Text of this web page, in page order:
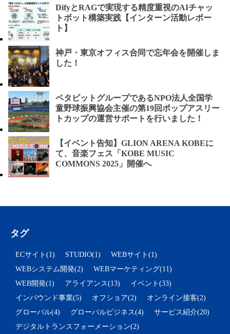
DifyとRAGで実現する精度重視のAIチャッ
トボット構築実践【インターン活動レポー
ト】
神戸・東京オフィス合同で忘年会を開催しま
した！
ペタビットグループであるNPO法人全国学
童野球振興協会主催の第19回ポップアスリー
トカップの運営サポートを行いました！
【イベント告知】GLION ARENA KOBEに
て、音楽フェス「KOBE MUSIC
COMMONS 2025」開催へ
タグ
ECサイト(1) STUDIO(1)
WEBサイト(1)
WEBシステム開発(2)
WEBマーケティング(11)
WEB開発(1)
アライアンス(13)
イベント(33)
インバウンド事業(5)
オフショア(2)
オンライン接客(2)
グローバル(4)
グローバルビジネス(4)
サービス紹介(20)
デジタルトランスフォーメーション(2)